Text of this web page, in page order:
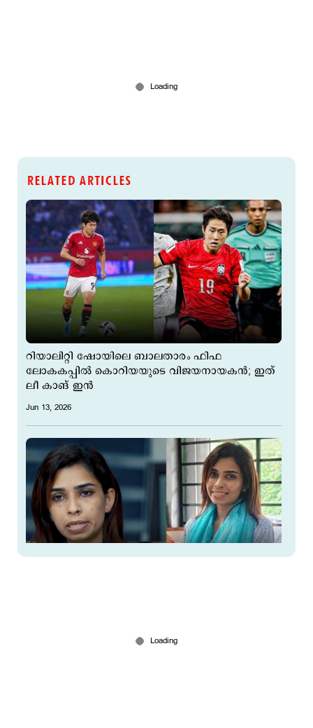
RELATED ARTICLES
റിയാലിറ്റി ഷോയിലെ ബാലതാരം ഫിഫ
ലോകകപ്പിൽ കൊറിയയുടെ വിജയനായകന്‍; ഇത്
ലീ കാങ് ഇൻ
Jun 13, 2026